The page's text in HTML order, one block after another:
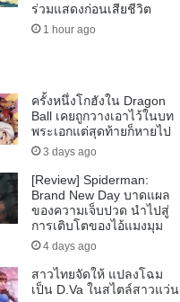
ร่วมแสดงก่อนเสียชีวิต
1 hour ago
ครั้งหนึ่งโกฮังใน Dragon
Ball เคยถูกวางเอาไว้ในบท
พระเอกแต่สุดท้ายก็หายไป
3 days ago
[Review] Spiderman:
Brand New Day บาดแผล
ของความเจ็บปวด นำไปสู่
การเติบโตของไอ้แมงมุม
4 days ago
สาวไทยจัดให้ แปลงโฉม
เป็น D.Va ในสไตล์สาวแว่น